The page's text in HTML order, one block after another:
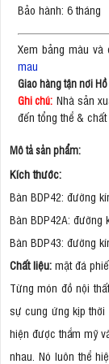
Bảo hành: 6 tháng
Xem bảng màu và
mau
Giao hàng tận nơi
Ghi chú: Nhà sản
đến tổng thể &
Mô tả sản phẩm:
Kích thước:
Bàn BDP42: đường
Bàn BDP42A: đường
Bàn BDP43: đường
Chất liệu: mặt đá
Từng món đồ nội
sự cung ứng kịp thời
hiện được thẩm mỹ
nhau. Nó luôn thể